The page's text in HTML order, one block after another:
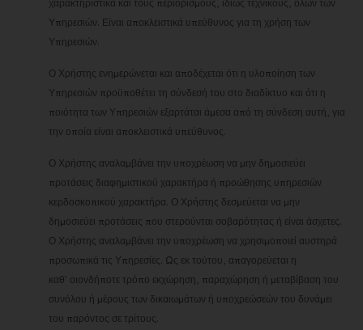
χαρακτηριστικά και τους περιορισμούς, ιδίως τεχνικούς, όλων των
Υπηρεσιών. Είναι αποκλειστικά υπεύθυνος για τη χρήση των
Υπηρεσιών.
Ο Χρήστης ενημερώνεται και αποδέχεται ότι η υλοποίηση των
Υπηρεσιών προϋποθέτει τη σύνδεσή του στο διαδίκτυο και ότι η
ποιότητα των Υπηρεσιών εξαρτάται άμεσα από τη σύνδεση αυτή, για
την οποία είναι αποκλειστικά υπεύθυνος.
Ο Χρήστης αναλαμβάνει την υποχρέωση να μην δημοσιεύει
προτάσεις διαφημιστικού χαρακτήρα ή προώθησης υπηρεσιών
κερδοσκοπικού χαρακτήρα. Ο Χρήστης δεσμεύεται να μην
δημοσιεύει προτάσεις που στερούνται σοβαρότητας ή είναι άσχετες.
Ο Χρήστης αναλαμβάνει την υποχρέωση να χρησιμοποιεί αυστηρά
προσωπικά τις Υπηρεσίες. Ως εκ τούτου, απαγορεύεται η
καθ’ οιονδήποτε τρόπο εκχώρηση, παραχώρηση ή μεταβίβαση του
συνόλου ή μέρους των δικαιωμάτων ή υποχρεώσεών του δυνάμει
του παρόντος σε τρίτους.
cookies που μας βοηθούν να
βελτιστοποιήσουμε τον αντίκτυπό